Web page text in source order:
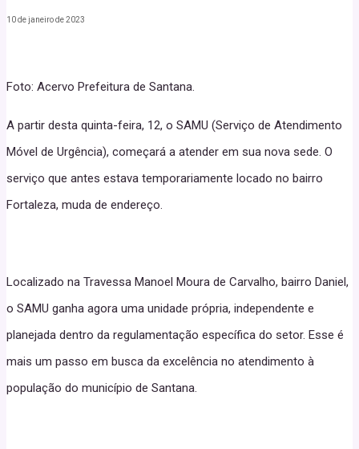
10 de janeiro de 2023
Foto: Acervo Prefeitura de Santana.
A partir desta quinta-feira, 12, o SAMU (Serviço de Atendimento
Móvel de Urgência), começará a atender em sua nova sede. O
serviço que antes estava temporariamente locado no bairro
Fortaleza, muda de endereço.
Localizado na Travessa Manoel Moura de Carvalho, bairro Daniel,
o SAMU ganha agora uma unidade própria, independente e
planejada dentro da regulamentação específica do setor. Esse é
mais um passo em busca da excelência no atendimento à
população do município de Santana.